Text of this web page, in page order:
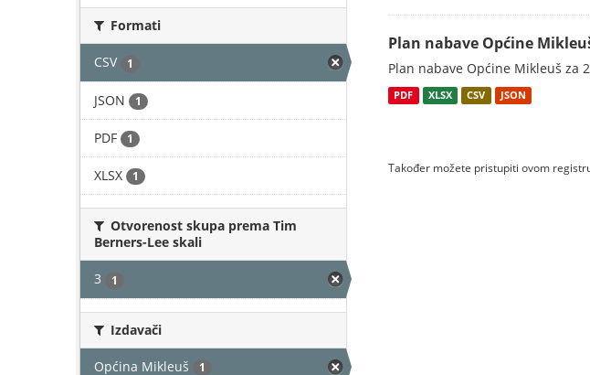
Formati
CSV 1
JSON 1
PDF 1
XLSX 1
Otvorenost skupa prema Tim
Berners-Lee skali
3 1
Izdavači
Općina Mikleuš 1
Plan nabave Općine
Plan nabave Općine Mikleuš za
PDF XLSX CSV JSON
Također možete pristupiti ovom